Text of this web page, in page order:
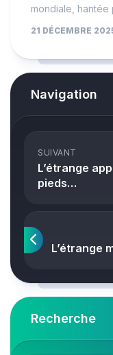
mondiale, hantée
21 DÉCEMBRE
Navigation
SUIVANT
L’étrange
pieds…
L’étrange
Recherche